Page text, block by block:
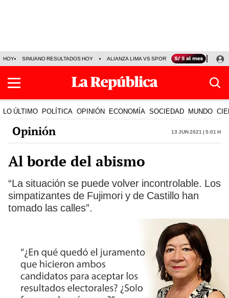
HOY SINUANO RESULTADOS HOY ALIANZA LIMA VS SPORT BOYS JORGE
LO ÚLTIMO POLÍTICA OPINIÓN ECONOMÍA SOCIEDAD MUNDO
Opinión 13 Jun 2021 | 5:01 h
Al borde del abismo
“La situación se puede volver incontrolable. Los
simpatizantes de Fujimori y de Castillo han
tomado las calles”.